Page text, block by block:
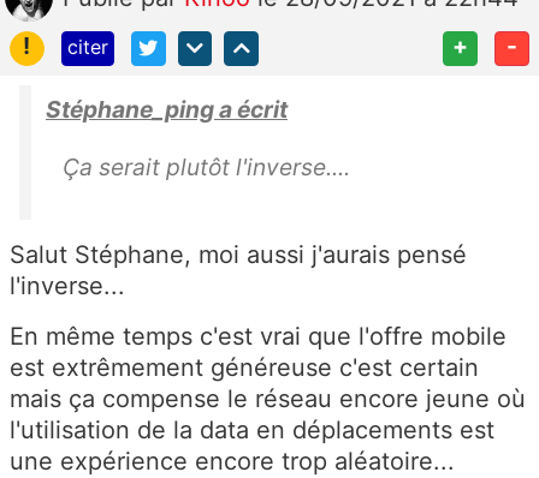
!
citer + -
Stéphane_ping a écrit
Ça serait plutôt l'inverse....
Salut Stéphane, moi aussi j'aurais pensé
l'inverse...
En même temps c'est vrai que l'offre mobile
est extrêmement généreuse c'est certain
mais ça compense le réseau encore jeune où
l'utilisation de la data en déplacements est
une expérience encore trop aléatoire...